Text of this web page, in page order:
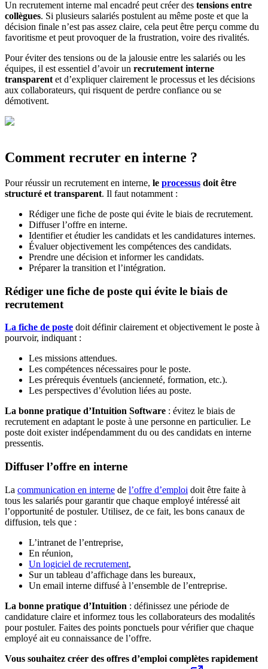
Un recrutement interne mal encadré peut créer des tensions entre
collègues. Si plusieurs salariés postulent au même poste et que la
décision finale n’est pas assez claire, cela peut être perçu comme du
favoritisme et peut provoquer de la frustration, voire des rivalités.
Pour éviter des tensions ou de la jalousie entre les salariés ou les
équipes, il est essentiel d’avoir un recrutement interne
transparent et d’expliquer clairement le processus et les décisions
aux collaborateurs, qui risquent de perdre confiance ou se
démotivent.
Comment recruter en interne ?
Pour réussir un recrutement en interne, le processus doit être
structuré et transparent. Il faut notamment :
Rédiger une fiche de poste qui évite le biais de recrutement.
Diffuser l’offre en interne.
Identifier et étudier les candidats et les candidatures internes.
Évaluer objectivement les compétences des candidats.
Prendre une décision et informer les candidats.
Préparer la transition et l’intégration.
Rédiger une fiche de poste qui évite le biais de
recrutement
La fiche de poste doit définir clairement et objectivement le poste à
pourvoir, indiquant :
Les missions attendues.
Les compétences nécessaires pour le poste.
Les prérequis éventuels (ancienneté, formation, etc.).
Les perspectives d’évolution liées au poste.
La bonne pratique d’Intuition Software : évitez le biais de
recrutement en adaptant le poste à une personne en particulier. Le
poste doit exister indépendamment du ou des candidats en interne
pressentis.
Diffuser l’offre en interne
La communication en interne de l’offre d’emploi doit être faite à
tous les salariés pour garantir que chaque employé intéressé ait
l’opportunité de postuler. Utilisez, de ce fait, les bons canaux de
diffusion, tels que :
L’intranet de l’entreprise,
En réunion,
Un logiciel de recrutement,
Sur un tableau d’affichage dans les bureaux,
Un email interne diffusé à l’ensemble de l’entreprise.
La bonne pratique d’Intuition : définissez une période de
candidature claire et informez tous les collaborateurs des modalités
pour postuler. Faites des points ponctuels pour vérifier que chaque
employé ait eu connaissance de l’offre.
Vous souhaitez créer des offres d’emploi complètes rapidement